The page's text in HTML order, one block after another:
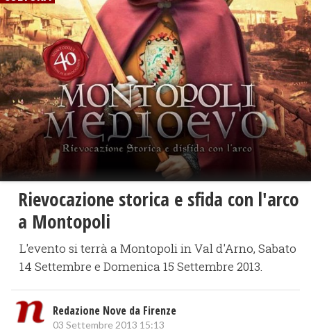
Rievocazione storica e sfida con l'arco
a Montopoli
L'evento si terrà a Montopoli in Val d'Arno, Sabato
14 Settembre e Domenica 15 Settembre 2013.
Redazione Nove da Firenze
03 Settembre 2013 15:13